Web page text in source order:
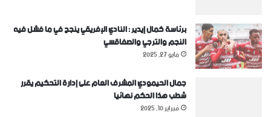
برئاسة كمال إيدير : النادي الإفريقي ينجح في ما فشل فيه
النجم والترجي والصفاقسي
مايو 27, 2025
جمال الحيمودي المشرف العام على إدارة التحكيم يقرر
شطب هذا الحكم نهائيا
فبراير 10, 2025